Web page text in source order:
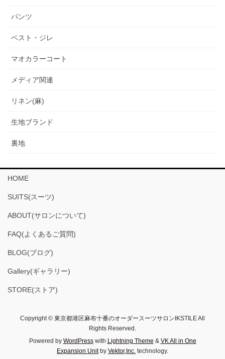
パンツ
ベスト・ジレ
マオカラーコート
メディア関連
リネン(麻)
生地ブランド
裏地
HOME
SUITS(スーツ)
ABOUT(サロンについて)
FAQ(よくあるご質問)
BLOG(ブログ)
Gallery(ギャラリー)
STORE(ストア)
Copyright © 東京都港区麻布十番のオーダースーツサロンIKSTILE All
Rights Reserved.
Powered by WordPresswith Lightning Theme & VK All in One
Expansion Unitby Vektor,Inc. technology.